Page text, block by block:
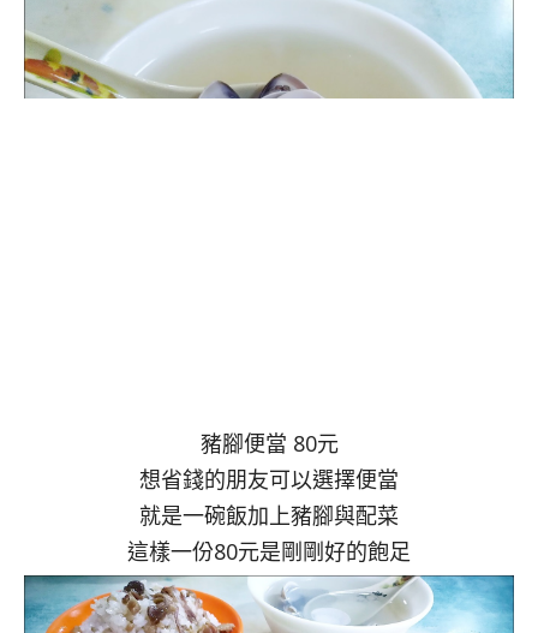
豬腳便當 80元
想省錢的朋友可以選擇便當
就是一碗飯加上豬腳與配菜
這樣一份80元是剛剛好的飽足